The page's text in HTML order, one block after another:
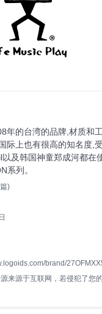
年的台湾的品牌,材质和
际上也有很高的知名度,
及韩国神童郑成河都在
系列。
)
brand/
来源于互联网，若侵犯了您